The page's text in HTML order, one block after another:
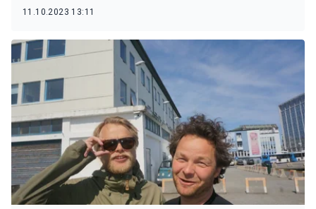
11.10.2023 13:11